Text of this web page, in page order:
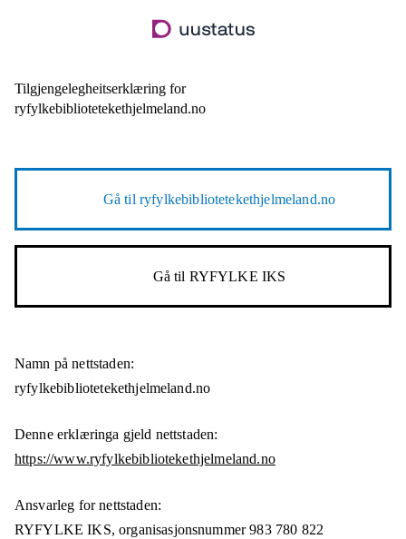
til
Tilgjengelegheitserklæring for
ryfylkebibliotetekethjelmeland.no
Gå til ryfylkebibliotetekethjelmeland.no
Gå til RYFYLKE IKS
Namn på nettstaden:
ryfylkebibliotetekethjelmeland.no
Denne erklæringa gjeld nettstaden:
https://www.ryfylkebibliotekethjelmeland.no
Ansvarleg for nettstaden:
RYFYLKE IKS,organisasjonsnummer 983 780 822